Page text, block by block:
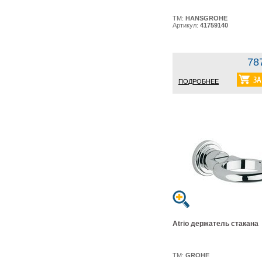
ТМ: HANSGROHE
Артикул: 41759140
ПОДРОБНЕЕ
Atrio держатель стакана
ТМ: GROHE